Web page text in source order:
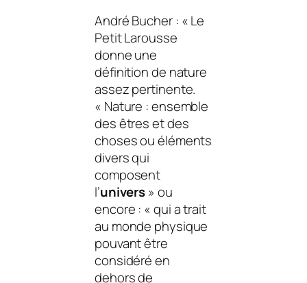
André Bucher : «Le
Petit Larousse
donne une
définition de nature
assez pertinente.
« Nature : ensemble
des êtres et des
choses ou éléments
divers qui
composent
l’univers» ou
encore : « qui a trait
au monde physique
pouvant être
considéré en
dehors de